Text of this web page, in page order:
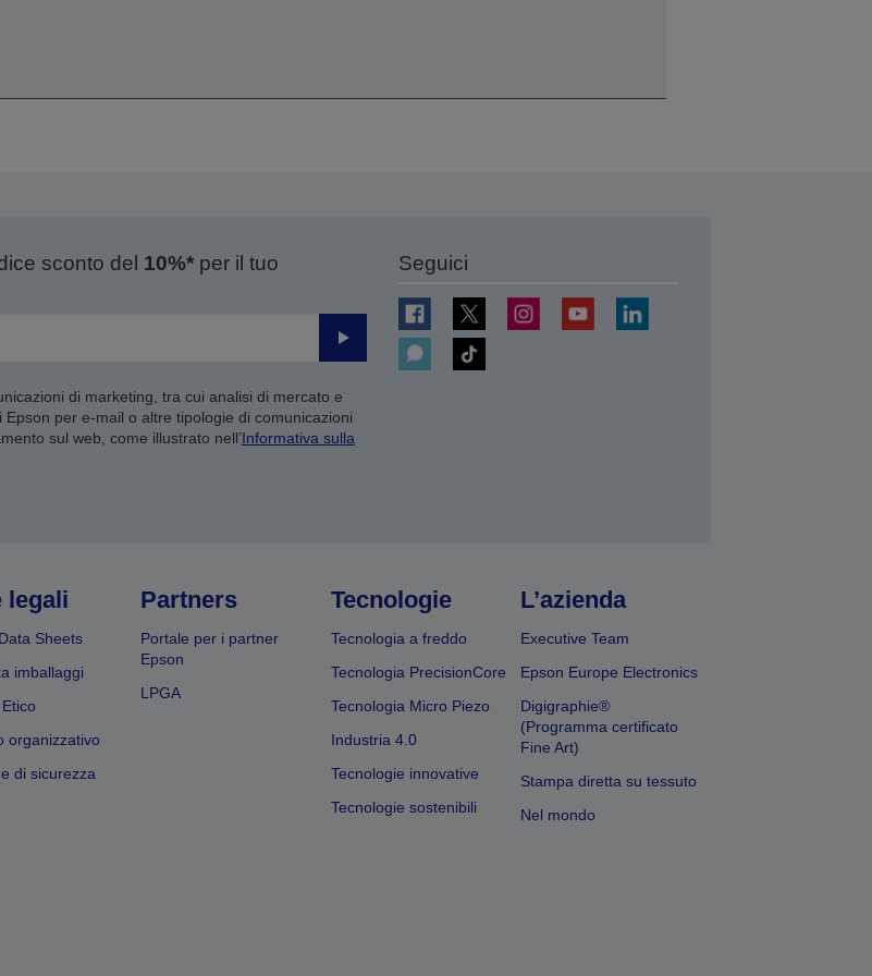
sconto del 10%*per il tuo
Invia
di marketing, tra cui analisi di mercato e
per e-mail o altre tipologie di comunicazioni
sul web, come illustrato nell’Informativa sulla
Seguici
legali
Sheets
imballaggi
organizzativo
di sicurezza
Partners
Portale per i partner
Epson
LPGA
Tecnologie
Tecnologia a freddo
Tecnologia PrecisionCore
Tecnologia Micro Piezo
Industria 4.0
Tecnologie innovative
Tecnologie sostenibili
L’azienda
Executive Team
Epson Europe Electronics
Digigraphie®
(Programma certificato
Fine Art)
Stampa diretta su tessuto
Nel mondo